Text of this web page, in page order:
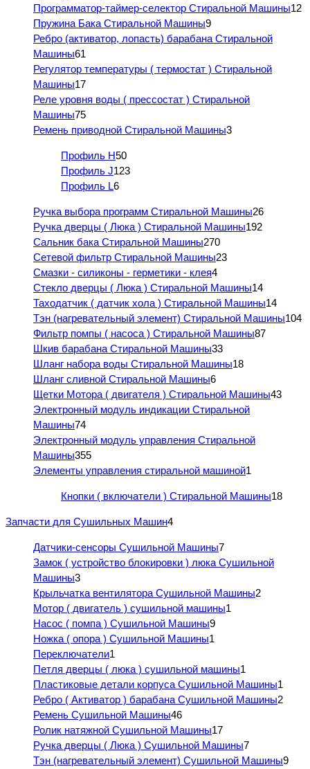
Программатор-таймер-селектор Стиральной Машины12
Пружина Бака Стиральной Машины9
Ребро (активатор, лопасть) барабана Стиральной
Машины61
Регулятор температуры ( термостат ) Стиральной
Машины17
Реле уровня воды ( прессостат ) Стиральной
Машины75
Ремень приводной Стиральной Машины3
Профиль H50
Профиль J123
Профиль L6
Ручка выбора программ Стиральной Машины26
Ручка дверцы ( Люка ) Стиральной Машины192
Сальник бака Стиральной Машины270
Сетевой фильтр Стиральной Машины23
Смазки - силиконы - герметики - клея4
Стекло дверцы ( Люка ) Стиральной Машины14
Таходатчик ( датчик хола ) Стиральной Машины14
Тэн (нагревательный элемент) Стиральной Машины104
Фильтр помпы ( насоса ) Стиральной Машины87
Шкив барабана Стиральной Машины33
Шланг набора воды Стиральной Машины18
Шланг сливной Стиральной Машины6
Щетки Мотора ( двигателя ) Стиральной Машины43
Электронный модуль индикации Стиральной
Машины74
Электронный модуль управления Стиральной
Машины355
Элементы управления стиральной машиной1
Кнопки ( включатели ) Стиральной Машины18
Запчасти для Сушильных Машин4
Датчики-сенсоры Сушильной Машины7
Замок ( устройство блокировки ) люка Сушильной
Машины3
Крыльчатка вентилятора Сушильной Машины2
Мотор ( двигатель ) сушильной машины1
Насос ( помпа ) Сушильной Машины9
Ножка ( опора ) Сушильной Машины1
Переключатели1
Петля дверцы ( люка ) сушильной машины1
Пластиковые детали корпуса Сушильной Машины1
Ребро ( Активатор ) барабана Сушильной Машины2
Ремень Сушильной Машины46
Ролик натяжной Сушильной Машины17
Ручка дверцы ( Люка ) Сушильной Машины7
Тэн (нагревательный элемент) Сушильной Машины9